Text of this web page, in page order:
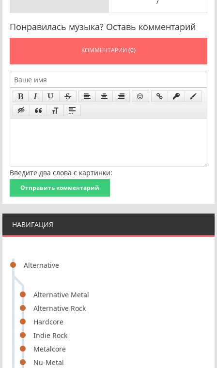
НАВИГАЦИЯ
Alternative
Alternative Metal
Alternative Rock
Hardcore
Indie Rock
Metalcore
Nu-Metal
Понравилась музыка? Оставь комментарий
КОММЕНТАРИИ (0)
Введите два слова с картинки:
Отправить комментарий